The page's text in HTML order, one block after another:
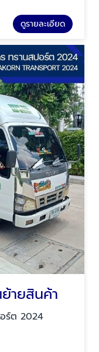
ดูรายละเอียด
ายสินค้า
ร์ต 2024